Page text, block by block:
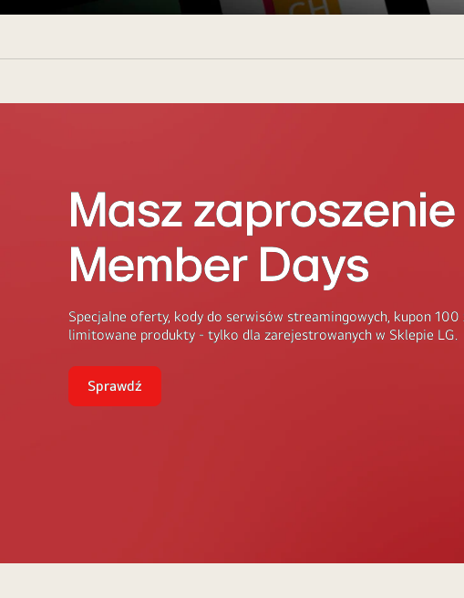
Masz zaproszenie
Member Days
Specjalne oferty, kody do serwisów streamingowych, kupon 100
limitowane produkty - tylko dla zarejestrowanych w Sklepie LG.
Masz
zaproszenie
Sprawdź